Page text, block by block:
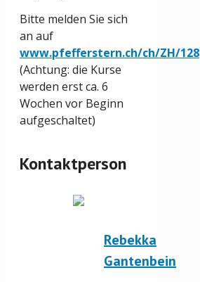
Bitte melden Sie sich
an auf
www.pfefferstern.ch/ch/ZH/128
(Achtung: die Kurse
werden erst ca. 6
Wochen vor Beginn
aufgeschaltet)
Kontaktperson
Rebekka
Gantenbein